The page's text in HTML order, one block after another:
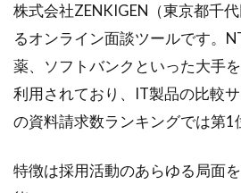
株式会社ZENKIGEN（東京都千
るオンライン面談ツールです。
薬、ソフトバンクといった大手
利用されており、IT製品の比較サ
の資料請求数ランキングでは第1
特徴は採用活動のあらゆる局面